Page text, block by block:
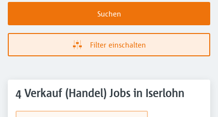
Suchen
Filter einschalten
4 Verkauf (Handel) Jobs in Iserlohn